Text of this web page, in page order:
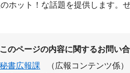
ホット！な話題を提供します。
このページの内容に関するお問い
秘書広報課
（広報コンテンツ係）